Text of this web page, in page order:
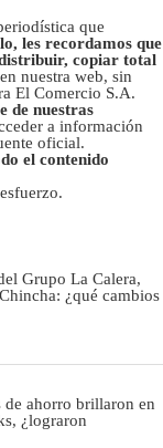
que
les recordamos que
copiar total
nuestra web, sin
El Comercio S.A.
de nuestras
a información
oficial.
el contenido
Grupo La Calera,
¿qué cambios
de ahorro brillaron en
¿lograron